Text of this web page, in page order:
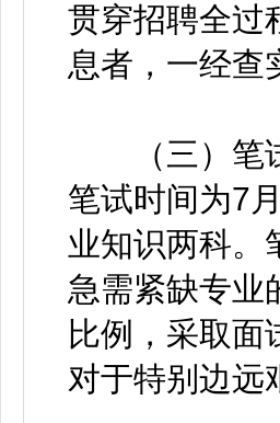
贯穿招聘全过
息者，一经查
（三）笔试
笔试时间为7
业知识两科。
急需紧缺专业
比例，采取
对于特别边远